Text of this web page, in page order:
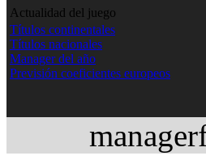
Actualidad del juego
Títulos continentales
Títulos nacionales
Manager del año
Previsión coeficientes europeos